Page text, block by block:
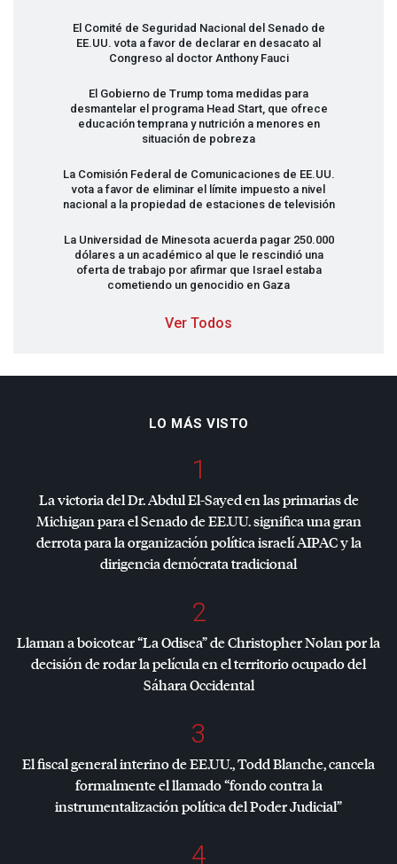
El Comité de Seguridad Nacional del Senado de
EE.UU. vota a favor de declarar en desacato al
Congreso al doctor Anthony Fauci
El Gobierno de Trump toma medidas para
desmantelar el programa Head Start, que ofrece
educación temprana y nutrición a menores en
situación de pobreza
La Comisión Federal de Comunicaciones de EE.UU.
vota a favor de eliminar el límite impuesto a nivel
nacional a la propiedad de estaciones de televisión
La Universidad de Minesota acuerda pagar 250.000
dólares a un académico al que le rescindió una
oferta de trabajo por afirmar que Israel estaba
cometiendo un genocidio en Gaza
Ver Todos
LO MÁS VISTO
1
La victoria del Dr. Abdul El-Sayed en las primarias de
Michigan para el Senado de EE.UU. significa una gran
derrota para la organización política israelíAIPACy la
dirigencia demócrata tradicional
2
Llaman a boicotear “La Odisea” de Christopher Nolan por la
decisión de rodar la película en el territorio ocupado del
Sáhara Occidental
3
El fiscal general interino de EE.UU., Todd Blanche, cancela
formalmente el llamado “fondo contra la
instrumentalización política del Poder Judicial”
4